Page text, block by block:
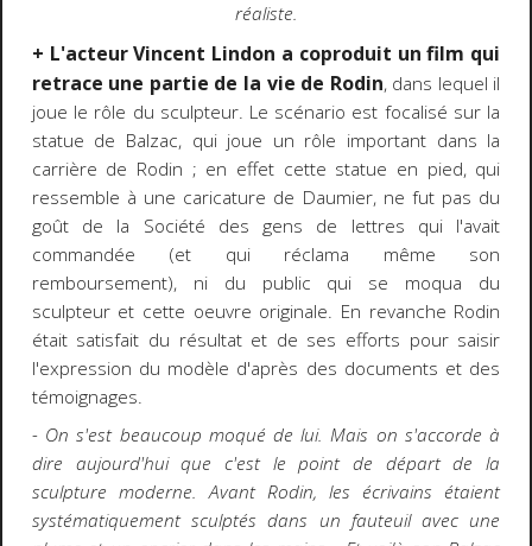
réaliste.
+ L'acteur Vincent Lindon a coproduit un film qui
retrace une partie de la vie de Rodin, dans lequel il
joue le rôle du sculpteur. Le scénario est focalisé sur la
statue de Balzac, qui joue un rôle important dans la
carrière de Rodin ; en effet cette statue en pied, qui
ressemble à une caricature de Daumier, ne fut pas du
goût de la Société des gens de lettres qui l'avait
commandée (et qui réclama même son
remboursement), ni du public qui se moqua du
sculpteur et cette oeuvre originale. En revanche Rodin
était satisfait du résultat et de ses efforts pour saisir
l'expression du modèle d'après des documents et des
témoignages.
- On s'est beaucoup moqué de lui. Mais on s'accorde à
dire aujourd'hui que c'est le point de départ de la
sculpture moderne. Avant Rodin, les écrivains étaient
systématiquement sculptés dans un fauteuil avec une